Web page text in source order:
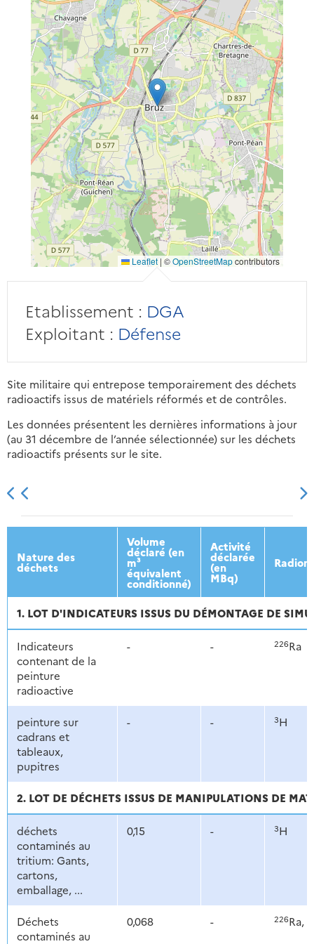
Leaflet | ©OpenStreetMapcontributors
Etablissement : DGA
Exploitant : Défense
Site militaire qui entrepose temporairement des déchets
radioactifs issus de matériels réformés et de contrôles.
Les données présentent les dernières informations à jour
(au 31 décembre de l’année sélectionnée) sur les déchets
radioactifs présents sur le site.
2013 2014 2015 2016
Nature des
déchets
Volume
déclaré (en
m³
équivalent
conditionné)
Activité
déclarée
(en
MBq)
1. LOT D'INDICATEURS ISSUS DU DÉMONTAGE DE
Indicateurs
contenant de la
peinture
radioactive
- - 226Ra
peinture sur
cadrans et
tableaux,
pupitres
- - 3H
2. LOT DE DÉCHETS ISSUS DE MANIPULATIONS DE
déchets
contaminés au
tritium: Gants,
cartons,
emballage, ...
0,15 - 3H
Déchets
contaminés au
0,068 - 226Ra,